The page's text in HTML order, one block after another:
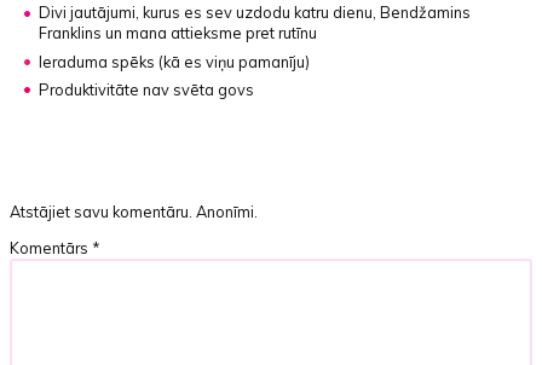
Divi jautājumi, kurus es sev uzdodu katru dienu, Bendžamins
Franklins un mana attieksme pret rutīnu
Ieraduma spēks (kā es viņu pamanīju)
Produktivitāte nav svēta govs
Atstājiet savu komentāru. Anonīmi.
Komentārs *